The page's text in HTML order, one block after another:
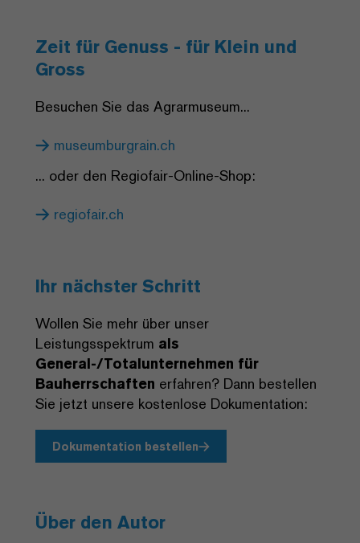
Zeit für Genuss - für Klein und
Gross
Besuchen Sie das Agrarmuseum...
museumburgrain.ch
... oder den Regiofair-Online-Shop:
regiofair.ch
Ihr nächster Schritt
Wollen Sie mehr über unser
Leistungsspektrum als
General-/Totalunternehmen für
Bauherrschaften erfahren? Dann bestellen
Sie jetzt unsere kostenlose Dokumentation:
Dokumentation bestellen
Über den Autor